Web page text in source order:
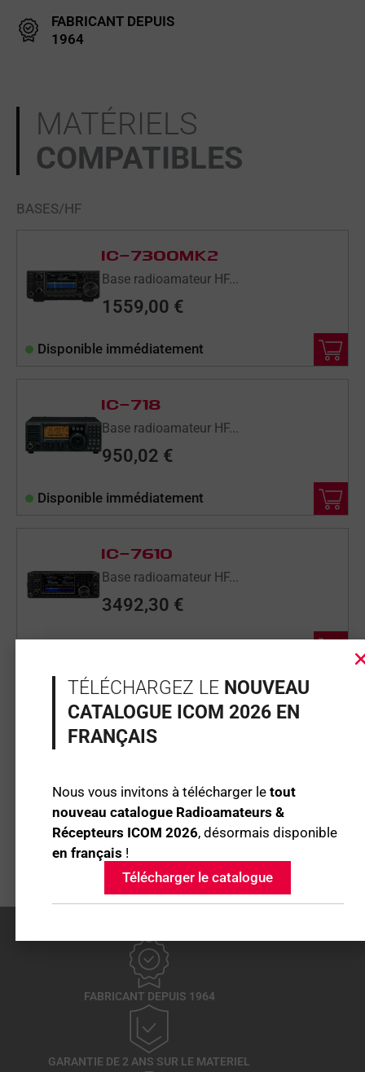
FABRICANT DEPUIS
1964
MATÉRIELS
COMPATIBLES
BASES/HF
IC-7300MK2
Base radioamateur HF...
1559,00 €
Disponible immédiatement
IC-718
Base radioamateur HF...
950,02 €
Disponible immédiatement
IC-7610
Base radioamateur HF...
3492,30 €
MOBILES
IC-7100
1499,50€
Disponible immédiatement
FABRICANT DEPUIS 1964
GARANTIE DE 2 ANS SUR LE MATERIEL
TÉLÉCHARGEZ LE NOUVEAU
CATALOGUE ICOM 2026 EN
FRANÇAIS
Nous vous invitons à télécharger letout
nouveau catalogue Radioamateurs &
Récepteurs ICOM 2026, désormais disponible
en français !
Télécharger le catalogue